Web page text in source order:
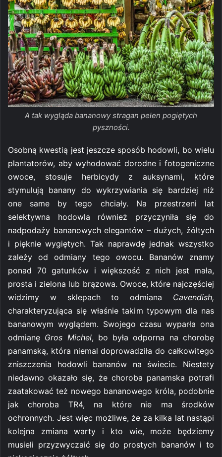
A tak wygląda bananowy stragan pełen pogiętych
pyszności.
Osobną kwestią jest jeszcze sposób hodowli, bo wielu
plantatorów, aby wyhodować dorodne i fotogeniczne
owoce, stosuje herbicydy z auksynami, które
stymulują banany do wykrzywiania się bardziej niż
one same by tego chciały. Na przestrzeni lat
selektywna hodowla również przyczyniła się do
nadpodaży bananowych elegantów – dużych, żółtych
i pięknie wygiętych. Tak naprawdę jednak wszystko
zależy od odmiany tego owocu. Bananów znamy
ponad 70 gatunków i większość z nich jest mała,
prosta i zielona lub brązowa. Owoce, które najczęściej
widzimy w sklepach to odmiana Cavendish,
charakteryzująca się właśnie takim typowym dla nas
bananowym wyglądem. Swojego czasu wyparła ona
odmianę Gros Michel, bo była odporna na chorobę
panamską, która niemal doprowadziła do całkowitego
zniszczenia hodowli bananów na świecie. Niestety
niedawno okazało się, że choroba panamska potrafi
zaatakować też nowego bananowego króla, podobnie
jak choroba TR4, na które nie ma środków
ochronnych. Jest więc możliwe, że za kilka lat nastąpi
kolejna zmiana warty i kto wie, może będziemy
musieli przyzwyczaić się do prostych bananów i to